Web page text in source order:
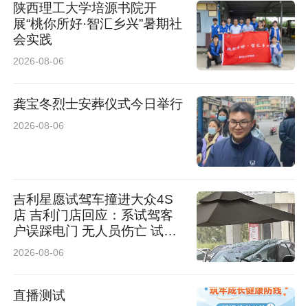
陕西理工大学培源书院开
展“桃你所好·智汇乡兴”暑期社
会实践
2026-08-06
龚宝冬烈士安葬仪式今日举行
2026-08-06
吉利星愿试驾车撞进大众4S
店 吉利门店回应：系试驾客
户误踩电门 无人员伤亡 试驾
车有全额保险
2026-08-06
直播测试